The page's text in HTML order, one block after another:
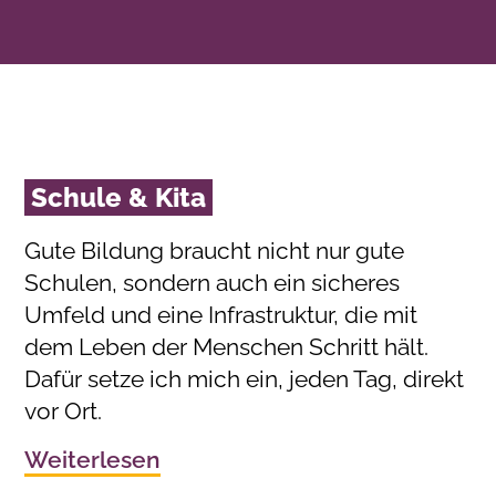
Schule & Kita
Gute Bildung braucht nicht nur gute
Schulen, sondern auch ein sicheres
Umfeld und eine Infrastruktur, die mit
dem Leben der Menschen Schritt hält.
Dafür setze ich mich ein, jeden Tag, direkt
vor Ort.
Weiterlesen